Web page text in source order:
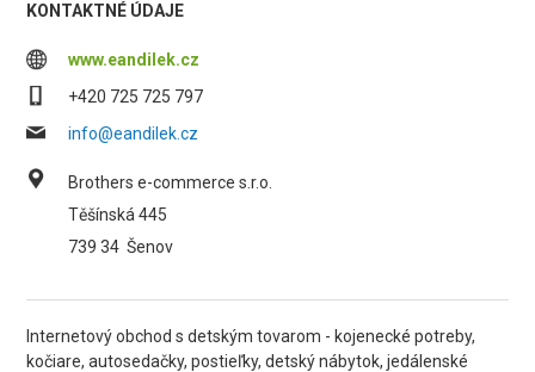
KONTAKTNÉ ÚDAJE
www.eandilek.cz
+420 725 725 797
info@eandilek.cz
Brothers e-commerce s.r.o.
Těšínská 445
739 34 Šenov
Internetový obchod s detským tovarom - kojenecké potreby,
kočiare, autosedačky, postieľky, detský nábytok, jedálenské